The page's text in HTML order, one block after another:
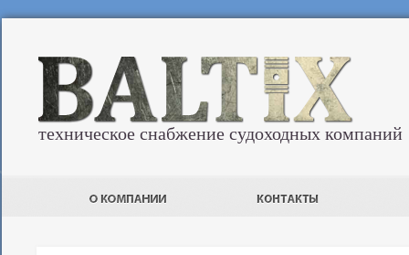
техническое снабжение судоходных компаний